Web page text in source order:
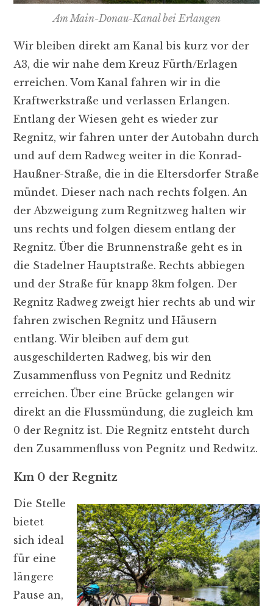
Am Main-Donau-Kanal bei Erlangen
Wir bleiben direkt am Kanal bis kurz vor der
A3, die wir nahe dem Kreuz Fürth/Erlagen
erreichen. Vom Kanal fahren wir in die
Kraftwerkstraße und verlassen Erlangen.
Entlang der Wiesen geht es wieder zur
Regnitz, wir fahren unter der Autobahn durch
und auf dem Radweg weiter in die Konrad-
Haußner-Straße, die in die Eltersdorfer Straße
mündet. Dieser nach nach rechts folgen. An
der Abzweigung zum Regnitzweg halten wir
uns rechts und folgen diesem entlang der
Regnitz. Über die Brunnenstraße geht es in
die Stadelner Hauptstraße. Rechts abbiegen
und der Straße für knapp 3km folgen. Der
Regnitz Radweg zweigt hier rechts ab und wir
fahren zwischen Regnitz und Häusern
entlang. Wir bleiben auf dem gut
ausgeschilderten Radweg, bis wir den
Zusammenfluss von Pegnitz und Rednitz
erreichen. Über eine Brücke gelangen wir
direkt an die Flussmündung, die zugleich km
0 der Regnitz ist. Die Regnitz entsteht durch
den Zusammenfluss von Pegnitz und Redwitz.
Km 0 der Regnitz
Die Stelle
bietet
sich ideal
für eine
längere
Pause an,